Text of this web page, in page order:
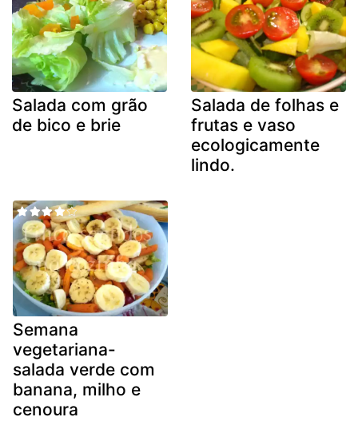
Salada com grão
de bico e brie
Salada de folhas e
frutas e vaso
ecologicamente
lindo.
Semana
vegetariana-
salada verde com
banana, milho e
cenoura